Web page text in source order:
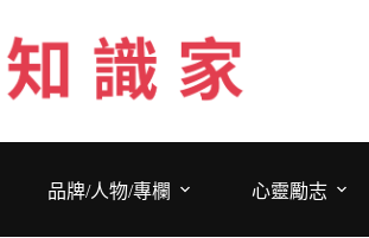
至
主
要
品牌/人物/專欄
心靈勵志